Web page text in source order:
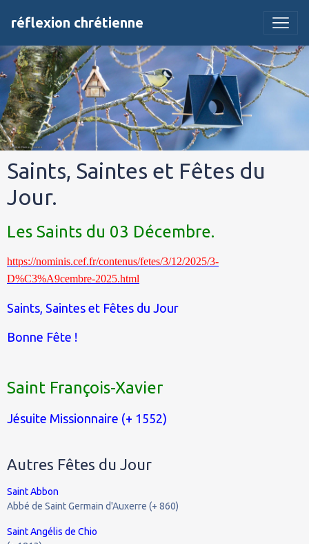
réflexion chrétienne
Saints, Saintes et Fêtes du
Jour.
Les Saints du 03 Décembre.
https://nominis.cef.fr/contenus/fetes/3/12/2025/3-
D%C3%A9cembre-2025.html
Saints, Saintes et Fêtes du Jour
Bonne Fête !
Saint François-Xavier
Jésuite Missionnaire (+ 1552)
Autres Fêtes du Jour
Saint Abbon
Abbé de Saint Germain d'Auxerre (+ 860)
Saint Angélis de Chio